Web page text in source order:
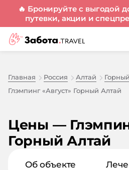
🔥 Бронируйте с выгодой
путевки, акции и
Главная Россия Алтай
Глэмпинг «Август» Горный Алтай
Цены —
Горный Алтай
Об объекте